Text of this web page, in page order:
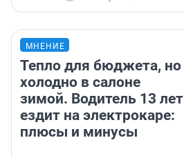
МНЕНИЕ
Тепло для бюджета, но
холодно в салоне
зимой. Водитель 13 лет
ездит на электрокаре:
плюсы и минусы